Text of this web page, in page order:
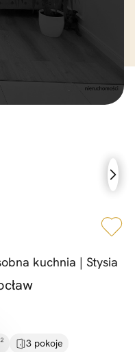
kuchnia | Stysia
3 pokoje